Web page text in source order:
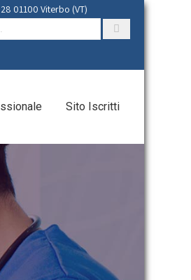
01100 Viterbo (VT)
Sito Iscritti